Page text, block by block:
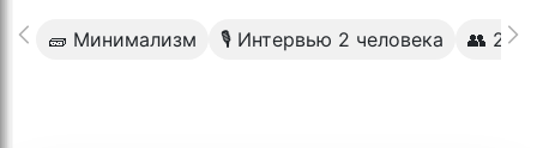
🧱 Минимализм 🎙 Интервью 2 человека 👥 2-4